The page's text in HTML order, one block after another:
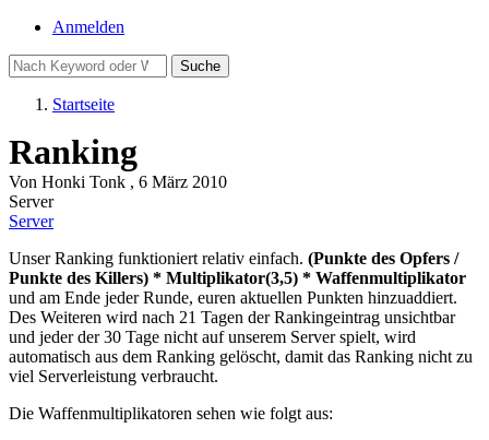
Benutzermenü
Anmelden
Suche
Startseite
Ranking
Von Honki Tonk , 6 März 2010
Server
Server
Unser Ranking funktioniert relativ einfach. (Punkte des Opfers /
Punkte des Killers) * Multiplikator(3,5) * Waffenmultiplikator
und am Ende jeder Runde, euren aktuellen Punkten hinzuaddiert.
Des Weiteren wird nach 21 Tagen der Rankingeintrag unsichtbar
und jeder der 30 Tage nicht auf unserem Server spielt, wird
automatisch aus dem Ranking gelöscht, damit das Ranking nicht zu
viel Serverleistung verbraucht.
Die Waffenmultiplikatoren sehen wie folgt aus: